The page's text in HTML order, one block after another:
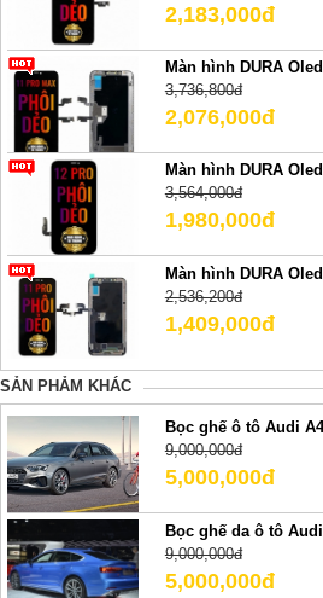
2,183,000đ
Màn hình DURA
3,736,800đ
2,076,000đ
Màn hình DURA
3,564,000đ
1,980,000đ
Màn hình DURA
2,536,200đ
1,409,000đ
SẢN PHẢM KHÁC
Bọc ghế ô tô Audi A4
9,000,000đ
5,000,000đ
Bọc ghế da ô tô
9,000,000đ
5,000,000đ